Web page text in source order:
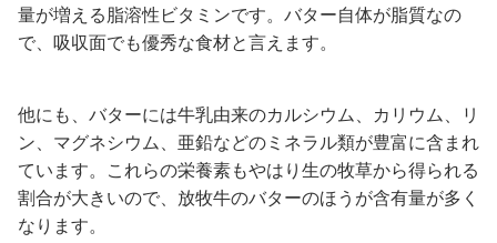
量が増える脂溶性ビタミンです。バター自体が脂質なの
で、吸収面でも優秀な食材と言えます。
他にも、バターには牛乳由来のカルシウム、カリウム、リ
ン、マグネシウム、亜鉛などのミネラル類が豊富に含まれ
ています。これらの栄養素もやはり生の牧草から得られる
割合が大きいので、放牧牛のバターのほうが含有量が多く
なります。